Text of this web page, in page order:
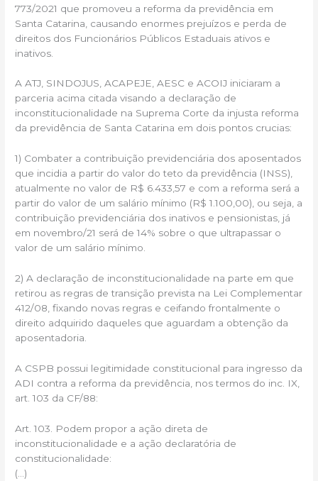
773/2021 que promoveu a reforma da previdência em
Santa Catarina, causando enormes prejuízos e perda de
direitos dos Funcionários Públicos Estaduais ativos e
inativos.
A ATJ, SINDOJUS, ACAPEJE, AESC e ACOIJ iniciaram a
parceria acima citada visando a declaração de
inconstitucionalidade na Suprema Corte da injusta reforma
da previdência de Santa Catarina em dois pontos crucias:
1) Combater a contribuição previdenciária dos aposentados
que incidia a partir do valor do teto da previdência (INSS),
atualmente no valor de R$ 6.433,57 e com a reforma será a
partir do valor de um salário mínimo (R$ 1.100,00), ou seja, a
contribuição previdenciária dos inativos e pensionistas, já
em novembro/21 será de 14% sobre o que ultrapassar o
valor de um salário mínimo.
2) A declaração de inconstitucionalidade na parte em que
retirou as regras de transição prevista na Lei Complementar
412/08, fixando novas regras e ceifando frontalmente o
direito adquirido daqueles que aguardam a obtenção da
aposentadoria.
A CSPB possui legitimidade constitucional para ingresso da
ADI contra a reforma da previdência, nos termos do inc. IX,
art. 103 da CF/88:
Art. 103. Podem propor a ação direta de
inconstitucionalidade e a ação declaratória de
constitucionalidade:
(…)